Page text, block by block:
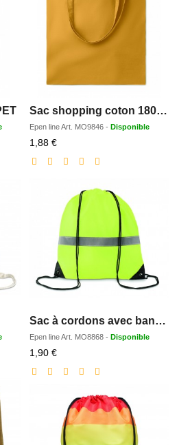
Sac shopping coton 180gr/m²
Epen lineArt. MO9846 - Disponible
1,88 €Prix
réduit
Sac à cordons avec bandes réfl
Epen lineArt. MO8868 - Disponible
1,90 €Prix
réduit